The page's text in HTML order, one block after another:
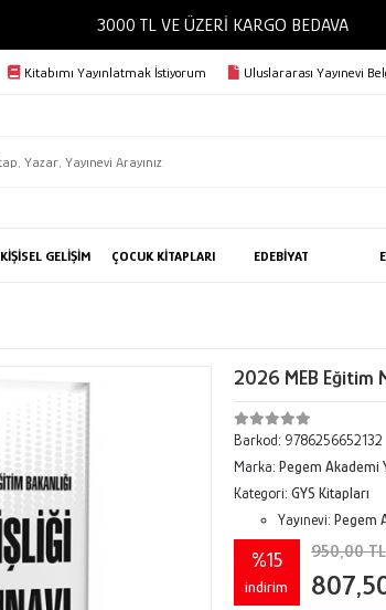
3000 TL VE ÜZERİ KARGO BEDAVA
Kitabımı Yayınlatmak İstiyorum Uluslararası Yayınevi
KİŞİSEL GELİŞİM ÇOCUK KİTAPLARI EDEBİYAT
2026 MEB Eğitim
Barkod: 9786256652132
Marka: Pegem Akademi
Kategori: GYS Kitapları
Yayınevi: Pegem
%15
indirim
950,00 TL